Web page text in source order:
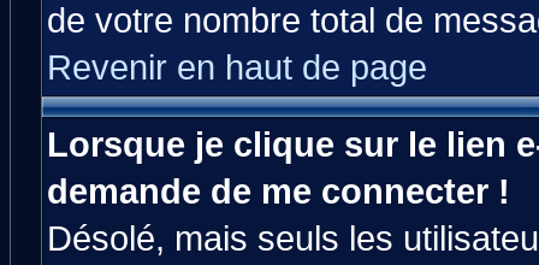
de votre nombre total de
Revenir en haut de page
Lorsque je clique sur le lien
demande de me connecter !
Désolé, mais seuls les